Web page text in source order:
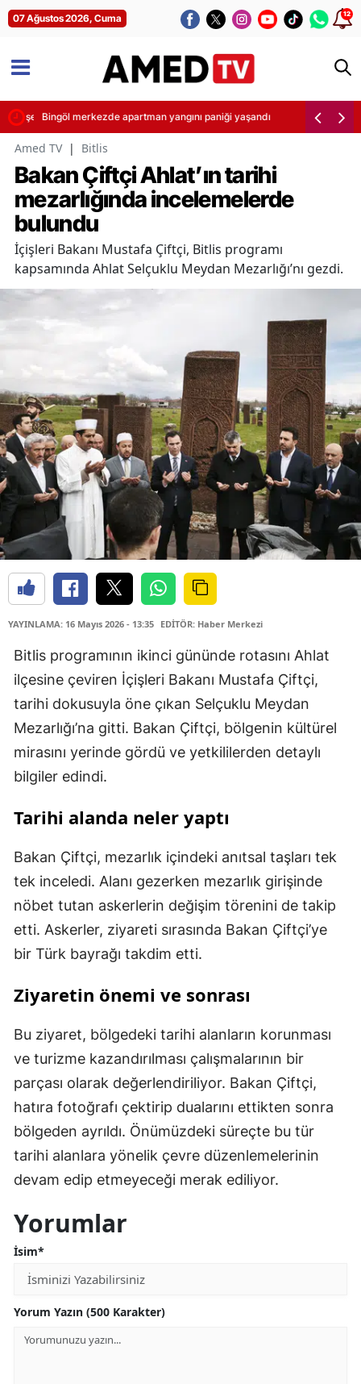
07 Ağustos 2026, Cuma 12
yaptı
Bingöl merkezde apartman yangını paniği yaşandı
Amed TV | Bitlis
Bakan Çiftçi Ahlat’ın tarihi
mezarlığında incelemelerde
bulundu
İçişleri Bakanı Mustafa Çiftçi, Bitlis programı
kapsamında Ahlat Selçuklu Meydan Mezarlığı’nı gezdi.
YAYINLAMA: 16 Mayıs 2026 - 13:35 EDİTÖR: Haber Merkezi
Bitlis programının ikinci gününde rotasını Ahlat
ilçesine çeviren İçişleri Bakanı Mustafa Çiftçi,
tarihi dokusuyla öne çıkan Selçuklu Meydan
Mezarlığı’na gitti. Bakan Çiftçi, bölgenin kültürel
mirasını yerinde gördü ve yetkililerden detaylı
bilgiler edindi.
Tarihi alanda neler yaptı
Bakan Çiftçi, mezarlık içindeki anıtsal taşları tek
tek inceledi. Alanı gezerken mezarlık girişinde
nöbet tutan askerlerin değişim törenini de takip
etti. Askerler, ziyareti sırasında Bakan Çiftçi’ye
bir Türk bayrağı takdim etti.
Ziyaretin önemi ve sonrası
Bu ziyaret, bölgedeki tarihi alanların korunması
ve turizme kazandırılması çalışmalarının bir
parçası olarak değerlendiriliyor. Bakan Çiftçi,
hatıra fotoğrafı çektirip dualarını ettikten sonra
bölgeden ayrıldı. Önümüzdeki süreçte bu tür
tarihi alanlara yönelik çevre düzenlemelerinin
devam edip etmeyeceği merak ediliyor.
Yorumlar
İsim*
Yorum Yazın (500 Karakter)